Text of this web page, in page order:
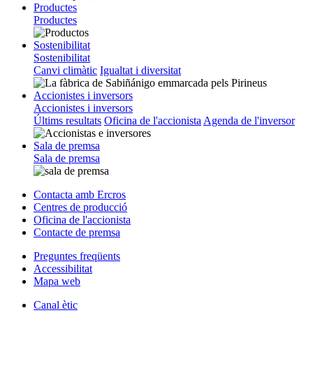
Productes
Productes
Sostenibilitat
Sostenibilitat
Canvi climàtic Igualtat i diversitat
Accionistes i inversors
Accionistes i inversors
Últims resultats Oficina de l'accionista Agenda de l'inversor
Sala de premsa
Sala de premsa
Contacta amb Ercros
Centres de producció
Oficina de l'accionista
Contacte de premsa
Preguntes freqüents
Accessibilitat
Mapa web
Canal ètic